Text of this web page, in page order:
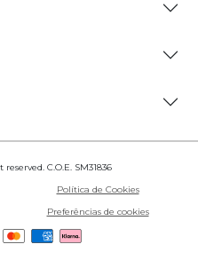
C.O.E. SM31836
Política de Cookies
Preferências de cookies